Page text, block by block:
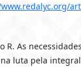
R. As
luta pela